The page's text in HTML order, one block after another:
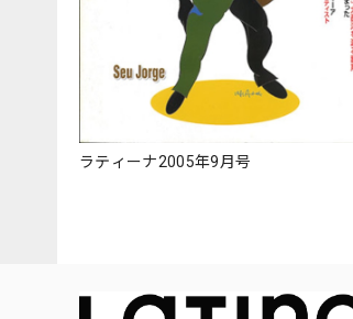
ラティーナ2005年9月号